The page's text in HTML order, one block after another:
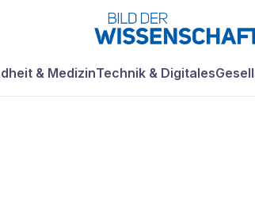
& MedizinTechnik & Digitales